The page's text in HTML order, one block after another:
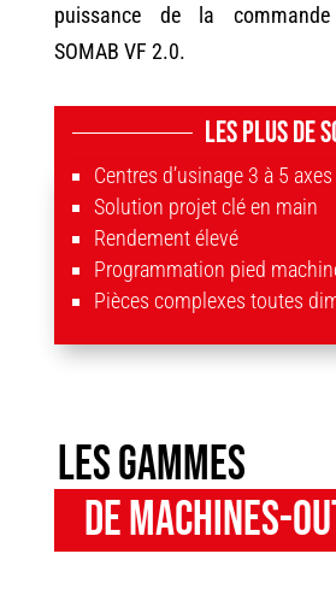
puissance de la commande
SOMAB VF 2.0.
Les plus de
Centres d’usinage 3 à 5 axes
Solution projet clé en main
Rendement élevé
Programmation pied
Pièces complexes toutes
les gammes
de machines-